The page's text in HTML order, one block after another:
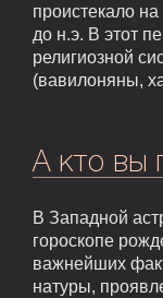
проистекало
до н.э. В этот
религиозной
(вавилоняны,
А кто вы
В Западной
гороскопе
важнейших
натуры,